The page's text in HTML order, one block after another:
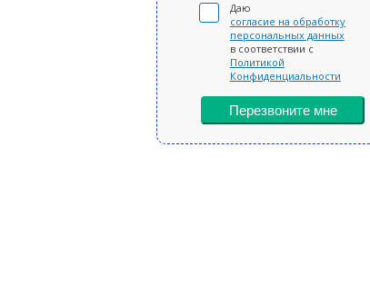
Даю
согласие на обработку
персональных данных
в соответствии с
Политикой
Конфиденциальности
Перезвоните мне